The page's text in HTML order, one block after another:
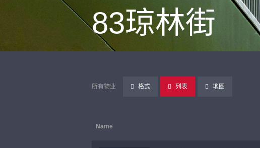
83琼林街
所有物业 格式 列表 地图
Name